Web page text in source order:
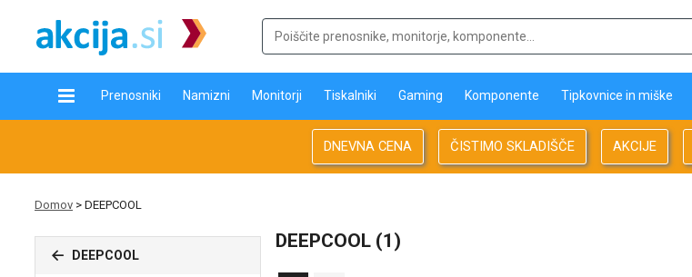
Prenosniki Namizni Monitorji Tiskalniki Gaming Komponente Tipkovnice in miške
DNEVNA CENA ČISTIMO SKLADIŠČE AKCIJE
Domov > DEEPCOOL
DEEPCOOL
DEEPCOOL (1)